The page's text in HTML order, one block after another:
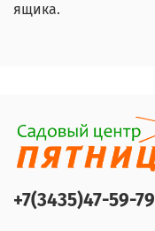
ящика.
+7(3435)47-59-79